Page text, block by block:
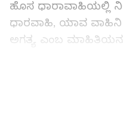
ಹೊಸ ಧಾರಾವಾಹಿಯಲ್ಲಿ
ಧಾರವಾಹಿ, ಯಾವ ವಾಹಿನಿ
ಅಗತ್ಯ ಎಂಬ